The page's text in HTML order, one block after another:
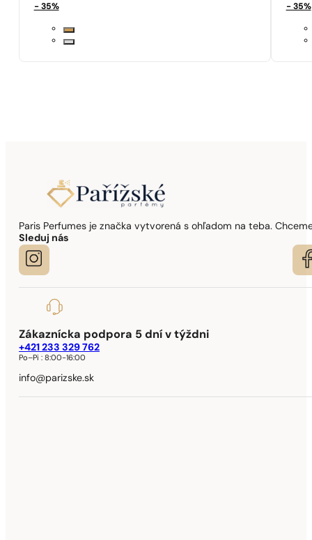
- 35% - 35%
Paris Perfumes je značka vytvorená s ohľadom na teba.
Sleduj nás
Zákaznícka podpora 5 dní v týždni
+421 233 329 762
Po–Pi :8:00-16:00
info@parizske.sk